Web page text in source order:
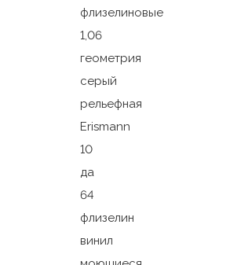
флизелиновые
1,06
геометрия
серый
рельефная
Erismann
10
да
64
флизелин
винил